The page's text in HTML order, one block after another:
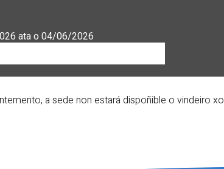
ata o 04/06/2026
a sede non estará dispoñible o vindeiro